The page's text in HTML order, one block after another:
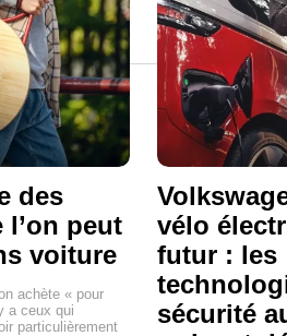
des
l’on peut
voiture
achète « pour
a ceux qui
particulièrement
vélo
futur : les
sécurité